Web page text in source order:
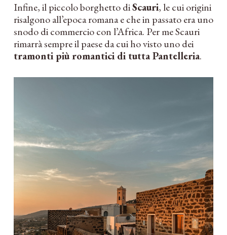
Infine, il piccolo borghetto diScauri, le cui origini
risalgono all’epoca romana e che in passato era uno
snodo di commercio con l’Africa. Per me Scauri
rimarrà sempre il paese da cui ho visto uno dei
tramonti più romantici di tutta Pantelleria.